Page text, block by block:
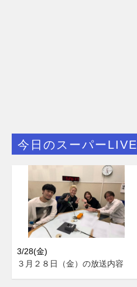
今日のスーパーLIVE
3/28(金)
３月２８日（金）の放送内容